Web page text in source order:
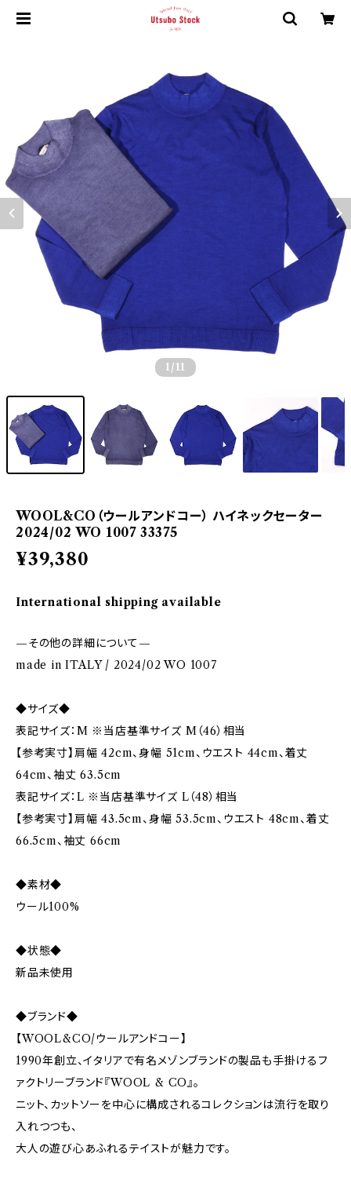
1 /11
WOOL&CO（ウールアンドコー） ハイネックセーター
2024/02 WO 1007 33375
¥39,380
International shipping available
—その他の詳細について—
made in ITALY / 2024/02 WO 1007
◆サイズ◆
表記サイズ：M ※当店基準サイズ M（46）相当
【参考実寸】肩幅 42cm、身幅 51cm、ウエスト 44cm、着丈
64cm、袖丈 63.5cm
表記サイズ：L ※当店基準サイズ L（48）相当
【参考実寸】肩幅 43.5cm、身幅 53.5cm、ウエスト 48cm、着丈
66.5cm、袖丈 66cm
◆素材◆
ウール100%
◆状態◆
新品未使用
◆ブランド◆
【WOOL&CO/ウールアンドコー】
1990年創立、イタリアで有名メゾンブランドの製品も手掛けるフ
ァクトリーブランド『WOOL & CO』。
ニット、カットソーを中心に構成されるコレクションは流行を取り
入れつつも、
大人の遊び心あふれるテイストが魅力です。